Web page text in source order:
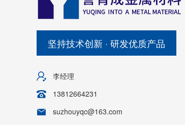
坚持技术创新 · 研发优质产品
李经理
13812664231
suzhouyqc@163.com